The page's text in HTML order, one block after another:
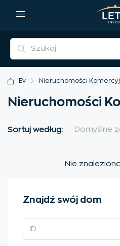
Ev Nieruchomości
Nieruchomości
Sortuj według: Domyślne
Nie
Znajdź swój dom